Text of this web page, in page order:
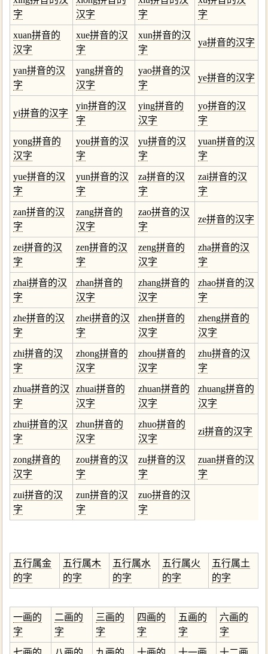
字
汉字
字
字
xuan拼音的
汉字
xue拼音的汉
字
xun拼音的汉
字
ya拼音的汉字
yan拼音的汉
字
yang拼音的
汉字
yao拼音的汉
字
ye拼音的汉字
yi拼音的汉字
yin拼音的汉
字
ying拼音的
汉字
yo拼音的汉
字
yong拼音的
汉字
you拼音的汉
字
yu拼音的汉
字
yuan拼音的汉
字
yue拼音的汉
字
yun拼音的汉
字
za拼音的汉
字
zai拼音的汉
字
zan拼音的汉
字
zang拼音的
汉字
zao拼音的汉
字
ze拼音的汉字
zei拼音的汉
字
zen拼音的汉
字
zeng拼音的
汉字
zha拼音的汉
字
zhai拼音的汉
字
zhan拼音的
汉字
zhang拼音的
汉字
zhao拼音的汉
字
zhe拼音的汉
字
zhei拼音的汉
字
zhen拼音的
汉字
zheng拼音的
汉字
zhi拼音的汉
字
zhong拼音的
汉字
zhou拼音的
汉字
zhu拼音的汉
字
zhua拼音的汉
字
zhuai拼音的
汉字
zhuan拼音的
汉字
zhuang拼音的
汉字
zhui拼音的汉
字
zhun拼音的
汉字
zhuo拼音的
汉字
zi拼音的汉字
zong拼音的
汉字
zou拼音的汉
字
zu拼音的汉
字
zuan拼音的汉
字
zui拼音的汉
字
zun拼音的汉
字
zuo拼音的汉
字
五行属金
的字
五行属木
的字
五行属水
的字
五行属火
的字
五行属土
的字
一画的
字
二画的
字
三画的
字
四画的
字
五画的
字
六画的
字